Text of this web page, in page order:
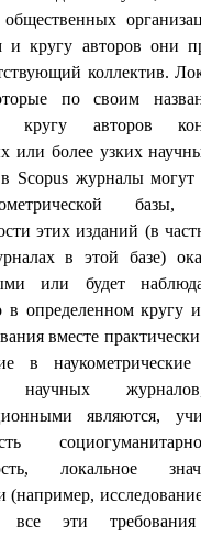
и кругу авторов они
коллектив.
по своим
кругу авторов
или более узких
Scopus журналы
базы,
этих изданий (в
в этой базе)
или будет
в определенном кругу
вместе
в
научных
являются,
локальное
(например,
все эти